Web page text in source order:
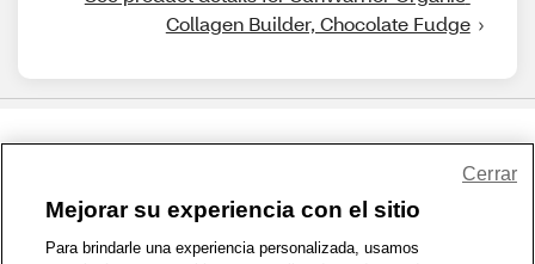
Collagen Builder, Chocolate Fudge
1-800-679-9691 | Contáctenos | Términos de Uso | Accesibilidad
Mejorar su experiencia con el sitio
Para brindarle una experiencia personalizada, usamos
Cerrar